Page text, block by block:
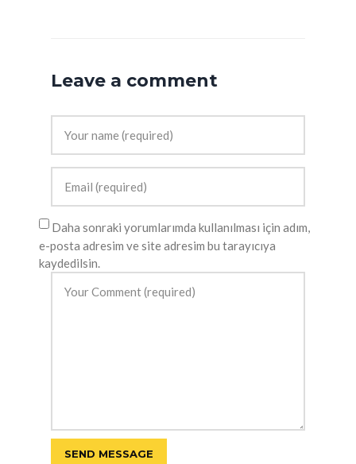
Leave a comment
Daha sonraki yorumlarımda kullanılması için adım,
e-posta adresim ve site adresim bu tarayıcıya
kaydedilsin.